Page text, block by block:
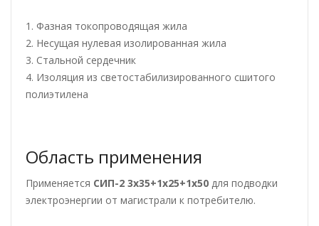
1. Фазная токопроводящая жила
2. Несущая нулевая изолированная жила
3. Стальной сердечник
4. Изоляция из светостабилизированного сшитого
полиэтилена
Область применения
Применяется СИП-2 3х35+1х25+1х50 для подводки
электроэнергии от магистрали к потребителю.